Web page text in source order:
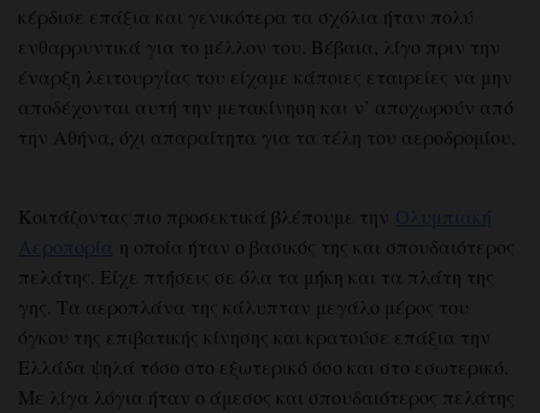
κέρδισε επάξια και γενικότερα τα σχόλια ήταν πολύ
ενθαρρυντικά για το μέλλον του. Βέβαια, λίγο πριν την
έναρξη λειτουργίας του είχαμε κάποιες εταιρείες να μην
αποδέχονται αυτή την μετακίνηση και ν’ αποχωρούν από
την Αθήνα, όχι απαραίτητα για τα τέλη του αεροδρομίου.
Κοιτάζοντας πιο προσεκτικά βλέπουμε την
η οποία ήταν ο βασικός της και σπουδαιότερος
πελάτης. Είχε πτήσεις σε όλα τα μήκη και τα πλάτη της
γης. Τα αεροπλάνα της κάλυπταν μεγάλο μέρος του
όγκου της επιβατικής κίνησης και κρατούσε επάξια την
Ελλάδα ψηλά τόσο στο εξωτερικό όσο και στο εσωτερικό.
Με λίγα λόγια ήταν ο άμεσος και σπουδαιότερος πελάτης